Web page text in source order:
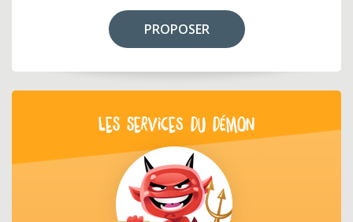
PROPOSER
LES SERVICES DU DÉMON